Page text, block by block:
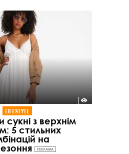
LIFESTYLE
сукні з верхнім
5 стильних
на
РЕКЛАМА